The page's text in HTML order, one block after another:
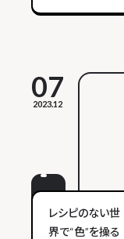
07
2023.12
レシピのない世
界で“色”を操る